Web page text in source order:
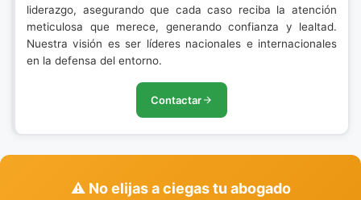
liderazgo, asegurando que cada caso reciba la atención
meticulosa que merece, generando confianza y lealtad.
Nuestra visión es ser líderes nacionales e internacionales
en la defensa del entorno.
Contactar
⚠️ No elijas a ciegas tu abogado